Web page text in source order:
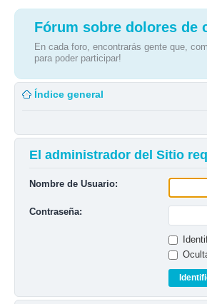
Fórum sobre dolores de
En cada foro, encontrarás gente que,
para poder participar!
Índice general
El administrador del Sitio
Nombre de Usuario:
Contraseña: